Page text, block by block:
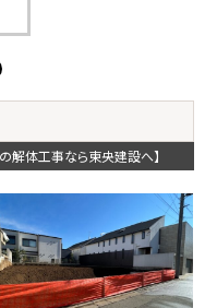
解体工事なら東央建設へ】